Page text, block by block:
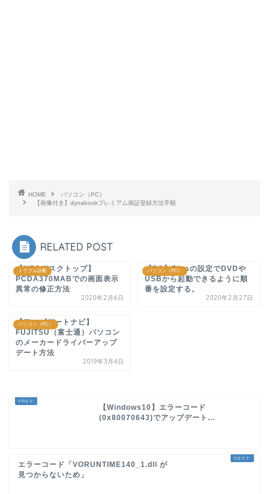
HOME
パソコン（PC）
【画像付き】dynabookプレミアム保証登録方法手順
RELATED POST
トラブル診断
【NECデスクトップ】
PCDA370MABでの画面表示
異常の修正方法
2020年2月6日
パソコン（PC）
【PC】Biosの設定でDVDや
USBから起動できるように順
番を設定する。
2020年2月27日
パソコン（PC）
【アップデートナビ】
FUJITSU（富士通）パソコン
のメーカードライバーアップ
デート方法
2019年3月4日
【Windows10】エラーコード
(0x80070643)でアップデート...
エラーコード「VORUNTIME140_1.dll が
見つからないため」